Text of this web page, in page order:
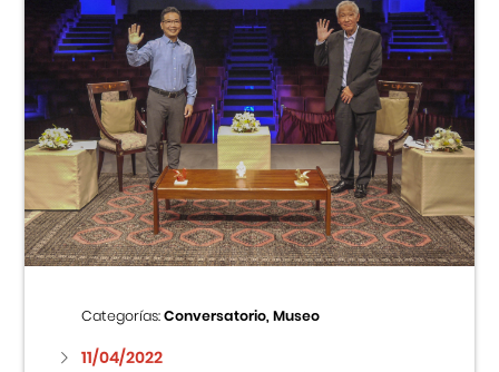
Categorías:Conversatorio, Museo
11/04/2022